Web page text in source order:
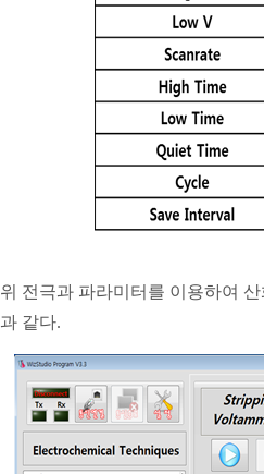
위 전극과 파라미터를 이용하여
과 같다.